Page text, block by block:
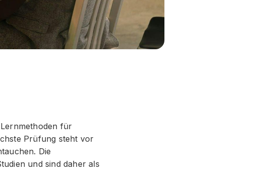
für
Prüfung steht vor
Die
und sind daher als